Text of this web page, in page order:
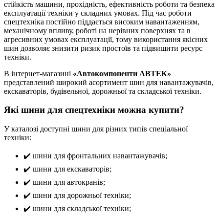
стійкість машини, прохідність, ефективність роботи та безпека
експлуатації техніки у складних умовах. Під час роботи
спецтехніка постійно піддається високим навантаженням,
механічному впливу, роботі на нерівних поверхнях та в
агресивних умовах експлуатації, тому використання якісних
шин дозволяє знизити ризик простоїв та підвищити ресурс
техніки.
В інтернет-магазині «Автокомпоненти АВТЕК»
представлений широкий асортимент шин для навантажувачів,
екскаваторів, будівельної, дорожньої та складської техніки.
Які шини для спецтехніки можна купити?
У каталозі доступні шини для різних типів спеціальної
техніки:
✔️ шини для фронтальних навантажувачів;
✔️ шини для екскаваторів;
✔️ шини для автокранів;
✔️ шини для дорожньої техніки;
✔️ шини для складської техніки;